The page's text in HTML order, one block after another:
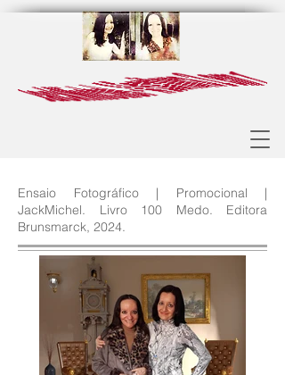
Ensaio Fotográfico | Promocional |
JackMichel. Livro 100 Medo. Editora
Brunsmarck, 2024.